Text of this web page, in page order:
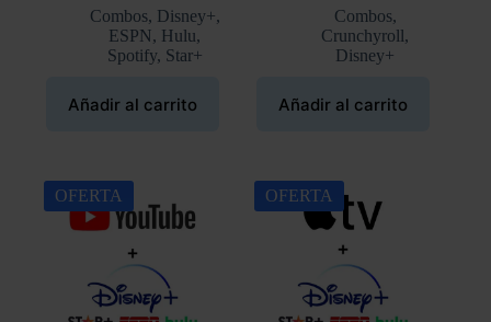
precio
original
era:
precio
actual
es:
Combos, Disney+,
ESPN, Hulu,
Spotify, Star+
Añadir al carrito
precio
original
era:
precio
actual
es:
Combos,
Crunchyroll,
Disney+
Añadir al carrito
OFERTA OFERTA